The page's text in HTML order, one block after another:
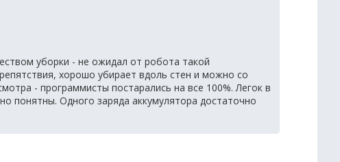
уборки - не ожидал от робота такой
хорошо убирает вдоль стен и можно со
- программисты постарались на все 100%. Легок в
понятны. Одного заряда аккумулятора достаточно